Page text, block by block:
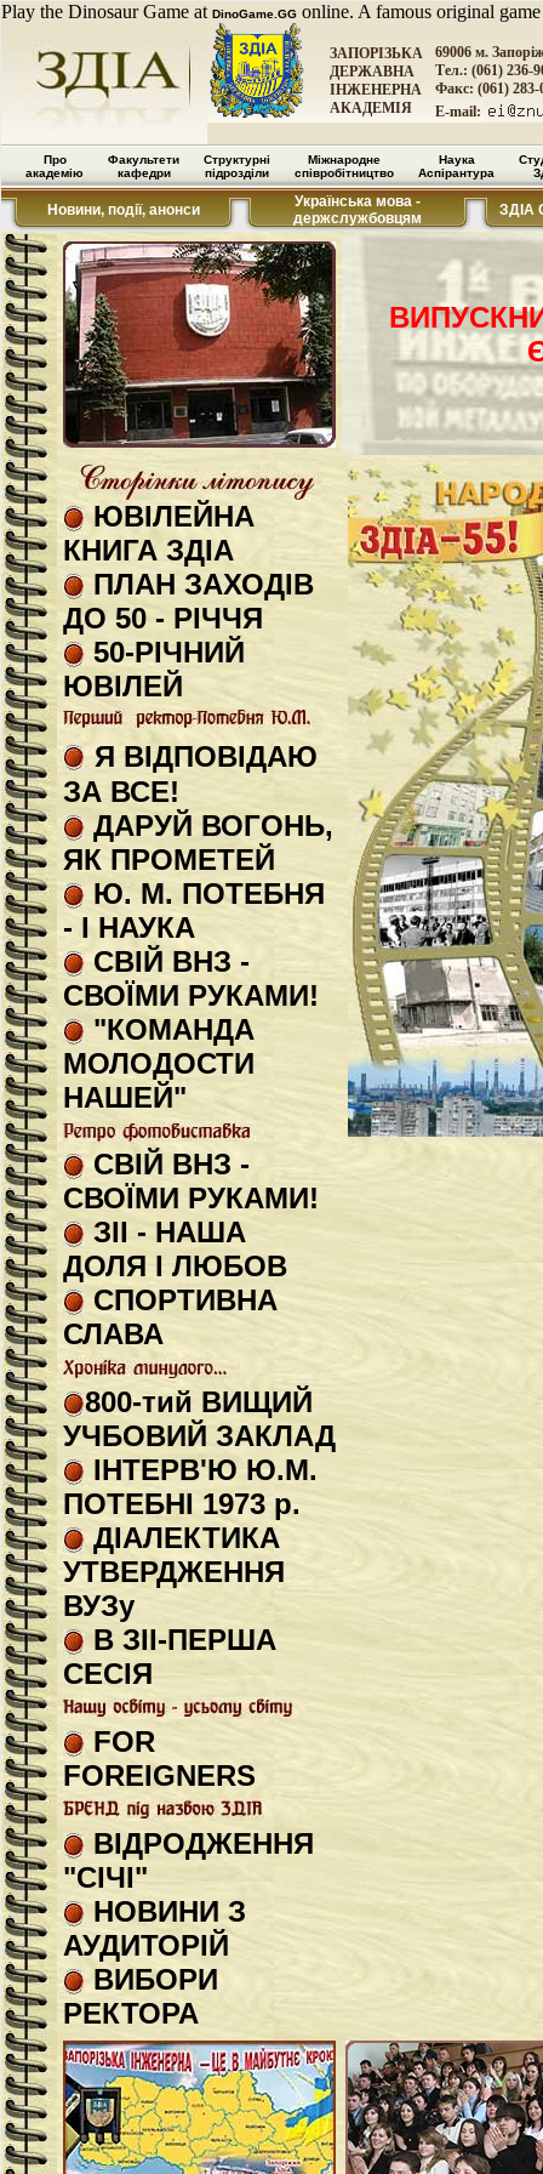
Play the Dinosaur Game at DinoGame.GG online. A famous original
ЗАПОРІЗЬКА
ДЕРЖАВНА
ІНЖЕНЕРНА
АКАДЕМІЯ
69006 м.
Тел.: (061) 236-
Факс: (061) 283-
E-mail:
Про
академію
Факультети
кафедри
Структурні
підрозділи
Міжнародне
співробітництво
Наука
Аспірантура
Новини, події, анонси
Українська мова -
держслужбовцям
ЗДІА
ЮВІЛЕЙНА
КНИГА ЗДІА
ПЛАН ЗАХОДІВ
ДО 50 - РІЧЧЯ
50-РІЧНИЙ
ЮВІЛЕЙ
Я ВІДПОВІДАЮ
ЗА ВСЕ!
ДАРУЙ ВОГОНЬ,
ЯК ПРОМЕТЕЙ
Ю. М. ПОТЕБНЯ
- І НАУКА
СВІЙ ВНЗ -
СВОЇМИ РУКАМИ!
"КОМАНДА
МОЛОДОСТИ
НАШЕЙ"
СВІЙ ВНЗ -
СВОЇМИ РУКАМИ!
ЗІІ - НАША
ДОЛЯ І ЛЮБОВ
СПОРТИВНА
СЛАВА
800-тий ВИЩИЙ
УЧБОВИЙ ЗАКЛАД
ІНТЕРВ'Ю Ю.М.
ПОТЕБНІ 1973 р.
ДІАЛЕКТИКА
УТВЕРДЖЕННЯ
ВУЗу
В ЗІІ-ПЕРША
СЕСІЯ
FOR
FOREIGNERS
ВІДРОДЖЕННЯ
"СІЧІ"
НОВИНИ З
АУДИТОРІЙ
ВИБОРИ
РЕКТОРА